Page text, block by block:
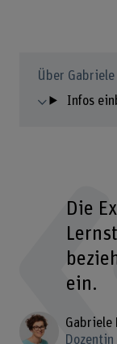
Über Gabriele
Infos
Die
ein.
Gabriele
Dozentin